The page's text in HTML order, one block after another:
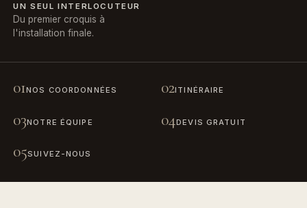
UN SEUL INTERLOCUTEUR
Du premier croquis à
l'installation finale.
01NOS COORDONNÉES 02ITINÉRAIRE
03NOTRE ÉQUIPE 04DEVIS GRATUIT
05SUIVEZ-NOUS